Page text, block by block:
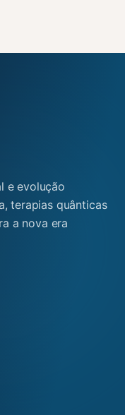
e evolução
terapias quânticas
a nova era